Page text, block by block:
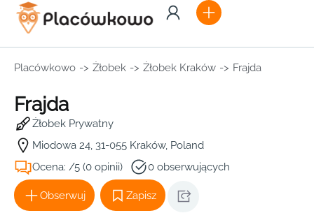
Placówkowo -> Żłobek -> Żłobek Kraków -> Frajda
Frajda
Żłobek Prywatny
Miodowa 24, 31-055 Kraków, Poland
Ocena: /5 (0 opinii)
0 obserwujących
Obserwuj Zapisz